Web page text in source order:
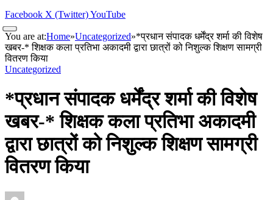
Facebook X (Twitter)YouTube
You are at:Home»Uncategorized»*प्रधान संपादक धर्मेंद्र शर्मा की विशेष
खबर-* शिक्षक कला प्रतिभा अकादमी द्वारा छात्रों को निशुल्क शिक्षण सामग्री
वितरण किया
Uncategorized
*प्रधान संपादक धर्मेंद्र शर्मा की विशेष
खबर-* शिक्षक कला प्रतिभा अकादमी
द्वारा छात्रों को निशुल्क शिक्षण सामग्री
वितरण किया